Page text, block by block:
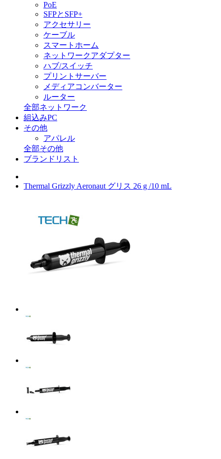
PoE
SFPとSFP+
アクセサリー
ケーブル
スマートホーム
ネットワークアダプター
ハブ/スイッチ
プリントサーバー
メディアコンバーター
ルーター
全部ネットワーク
組込みPC
その他
アパレル
全部その他
ブランドリスト
Thermal Grizzly Aeronaut グリス 26 g /10 mL